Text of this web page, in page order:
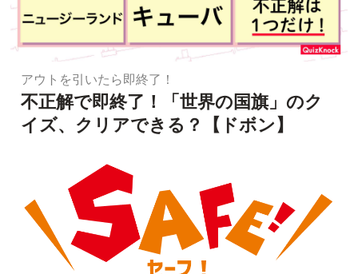
アウトを引いたら即終了！
不正解で即終了！「世界の国旗」のク
イズ、クリアできる？【ドボン】